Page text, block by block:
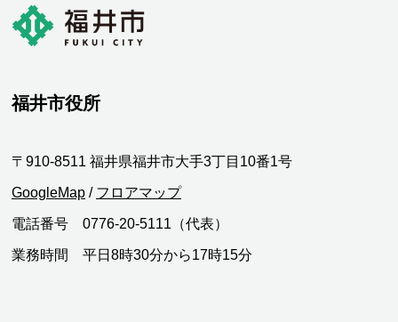
福井市役所
〒910-8511 福井県福井市大手3丁目10番1号
GoogleMap / フロアマップ
電話番号 0776-20-5111（代表）
業務時間 平日8時30分から17時15分